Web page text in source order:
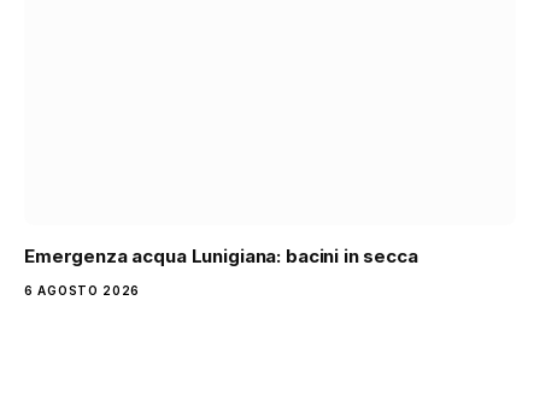
Emergenza acqua Lunigiana: bacini in secca
6 AGOSTO 2026